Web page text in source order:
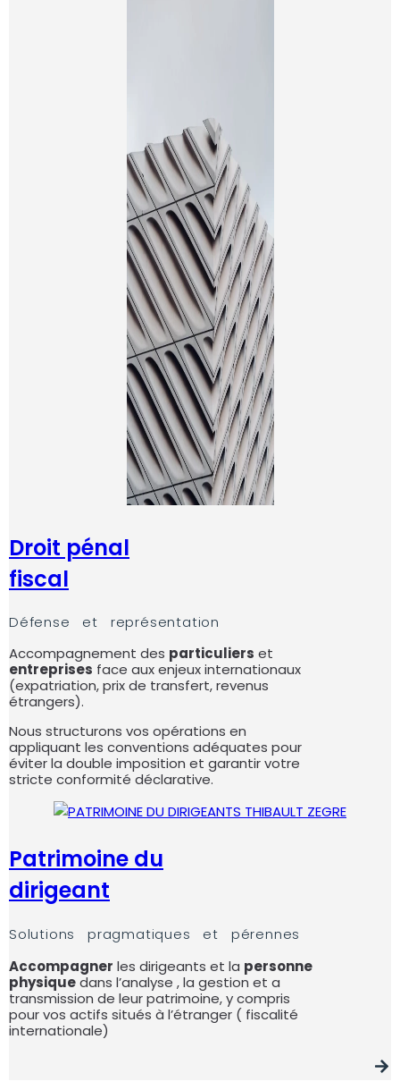
Droit pénal
fiscal
Défense et représentation
Accompagnement des particuliers et
entreprises face aux enjeux internationaux
(expatriation, prix de transfert, revenus
étrangers).
Nous structurons vos opérations en
appliquant les conventions adéquates pour
éviter la double imposition et garantir votre
stricte conformité déclarative.
Patrimoine du
dirigeant
Solutions pragmatiques et pérennes
Accompagner les dirigeants et la personne
physiquedans l’analyse , la gestion et a
transmission de leur patrimoine, y compris
pour vos actifs situés à l’étranger ( fiscalité
internationale)